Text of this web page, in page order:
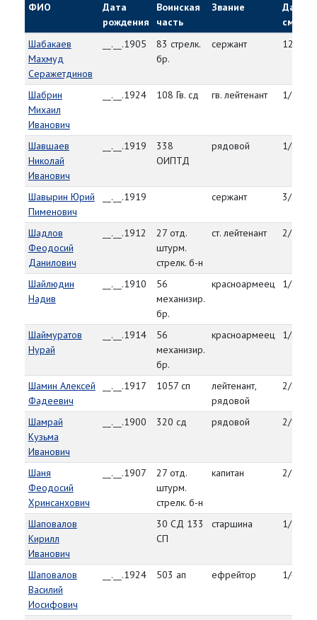
ФИО
Дата
рождения
Воинская
часть
Звание
Дата
смерти
Шабакаев
Махмуд
Серажетдинов
__.__.1905
83 стрелк.
бр.
сержант 12/27/
Шабрин
Михаил
Иванович
__.__.1924 108 Гв. сд гв. лейтенант 1/5/45
Шавшаев
Николай
Иванович
__.__.1919
338
ОИПТД
рядовой 1/29/45
Шавырин Юрий
Пименович
__.__.1919 сержант 3/27/45
Шадлов
Феодосий
Данилович
__.__.1912
27 отд.
штурм.
стрелк. б-н
ст. лейтенант 2/9/45
Шайлюдин
Надив
__.__.1910
56
механизир.
бр.
красноармеец 1/27/45
Шаймуратов
Нурай
__.__.1914
56
механизир.
бр.
красноармеец 1/27/45
Шамин Алексей
Фадеевич
__.__.1917 1057 сп
лейтенант,
рядовой
2/2/45
Шамрай
Кузьма
Иванович
__.__.1900 320 сд рядовой 2/5/45
Шаня
Феодосий
Хринсанхович
__.__.1907
27 отд.
штурм.
стрелк. б-н
капитан 2/7/45
Шаповалов
Кирилл
Иванович
30 СД 133
СП
старшина 1/12/45
Шаповалов
Василий
Иосифович
__.__.1924 503 ап ефрейтор 1/4/45